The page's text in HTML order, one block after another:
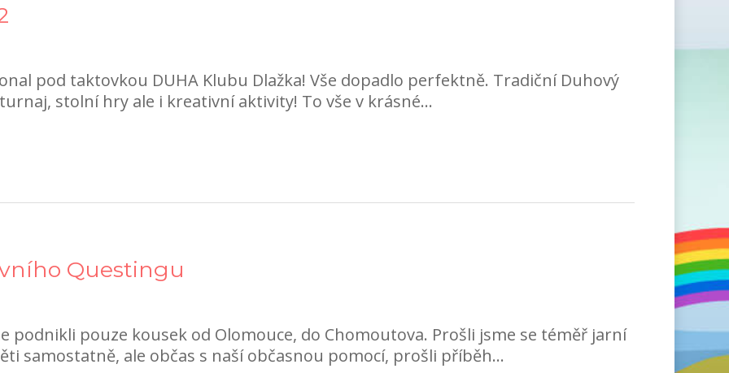
pod taktovkou DUHA Klubu Dlažka! Vše dopadlo perfektně. Tradiční Duhový
stolní hry ale i kreativní aktivity! To vše v krásné...
Questingu
podnikli pouze kousek od Olomouce, do Chomoutova. Prošli jsme se téměř jarní
samostatně, ale občas s naší občasnou pomocí, prošli příběh...